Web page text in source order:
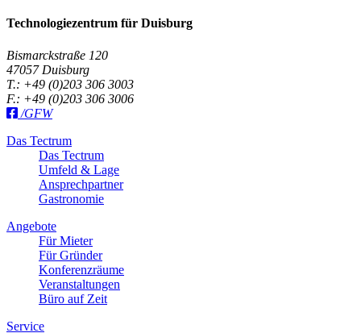
Technologiezentrum für Duisburg
Bismarckstraße 120
47057 Duisburg
T.: +49 (0)203 306 3003
F.: +49 (0)203 306 3006
/GFW
Das Tectrum
Das Tectrum
Umfeld & Lage
Ansprechpartner
Gastronomie
Angebote
Für Mieter
Für Gründer
Konferenzräume
Veranstaltungen
Büro auf Zeit
Service